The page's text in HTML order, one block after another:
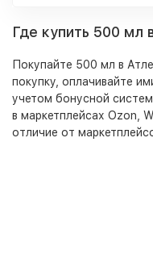
Где купить 500 мл
Покупайте 500 мл в
покупку, оплачивайте
учетом бонусной
в маркетплейсах Ozon,
отличие от
гарантирующие